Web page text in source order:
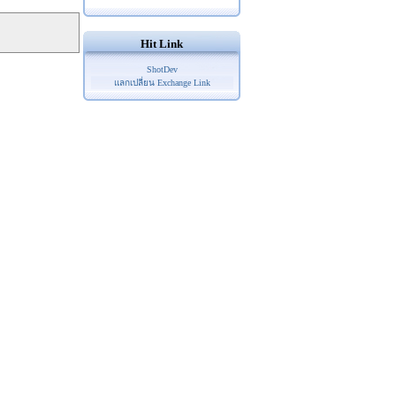
Hit Link
ShotDev
แลกเปลี่ยน Exchange Link